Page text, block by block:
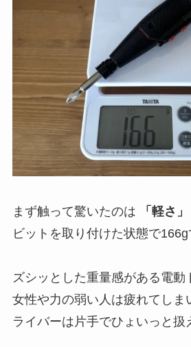
まず触って驚いたのは 「軽さ」
ビットを取り付けた状態で166g
ズシッとした重量感がある電動
女性や力の弱い人は疲れてしま
ライバーは片手でひょいっと扱